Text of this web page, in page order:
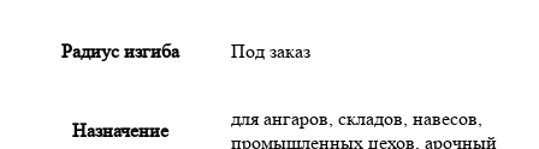
Радиус изгиба Под заказ
Назначение
для ангаров, складов, навесов,
промышленных цехов, арочный